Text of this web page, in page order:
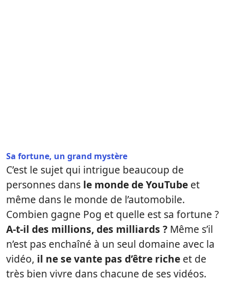
Sa fortune, un grand mystère
C’est le sujet qui intrigue beaucoup de
personnes dans le monde de YouTube et
même dans le monde de l’automobile.
Combien gagne Pog et quelle est sa fortune ?
A-t-il des millions, des milliards ? Même s’il
n’est pas enchaîné à un seul domaine avec la
vidéo, il ne se vante pas d’être riche et de
très bien vivre dans chacune de ses vidéos.